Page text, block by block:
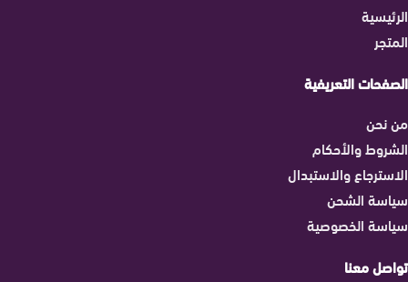
الرئيسية
المتجر
الصفحات التعريفية
من نحن
الشروط والأحكام
الاسترجاع والاستبدال
سياسة الشحن
سياسة الخصوصية
تواصل معنا